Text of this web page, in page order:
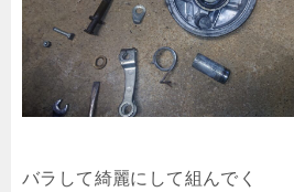
バラして綺麗にして組んでく